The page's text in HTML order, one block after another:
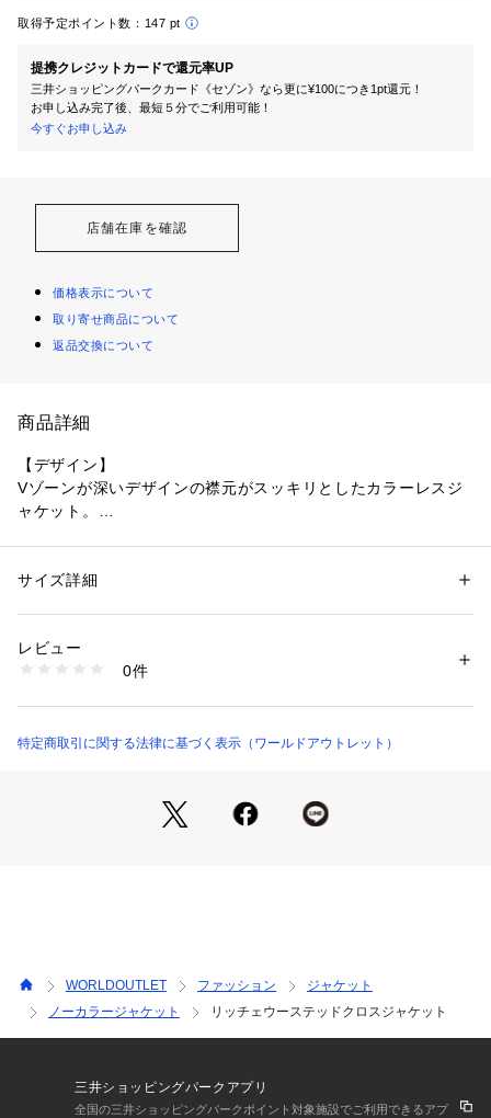
取得予定ポイント数： 147 pt
提携クレジットカードで還元率UP
三井ショッピングパークカード《セゾン》なら更に¥100につき1pt還元！
お申し込み完了後、最短５分でご利用可能！
今すぐお申し込み
店舗在庫を確認
価格表示について
取り寄せ商品について
返品交換について
商品詳細
【デザイン】
Vゾーンが深いデザインの襟元がスッキリとしたカラーレスジ
ャケット。
りのウーステッドメーカーの梳毛素材。
非常に仕立て栄えが良く、ストレッチを併せ持ったシャークス
ットアップで着用いただけます。
性別：レディース
素材：表地: 毛96 ポリウレタン4％ 裏地: キュプラ100％ （この商品の表
生産国：日本製
1096000001917
サイズ詳細
レビュー
0件
特定商取引に関する法律に基づく表示（ワールドアウトレット）
WORLDOUTLET ファッション
ジャケット
ノーカラージャケット
リッチェウーステッドクロスジャケット
三井ショッピングパークアプリ
全国の三井ショッピングパークポイント対象施設でご利用できるアプ